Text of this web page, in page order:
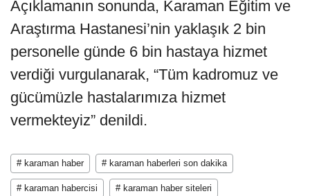
Açıklamanın sonunda, Karaman Eğitim ve
Araştırma Hastanesi’nin yaklaşık 2 bin
personelle günde 6 bin hastaya hizmet
verdiği vurgulanarak, “Tüm kadromuz ve
gücümüzle hastalarımıza hizmet
vermekteyiz” denildi.
# karaman haber # karaman haberleri son dakika
# karaman habercisi # karaman haber siteleri